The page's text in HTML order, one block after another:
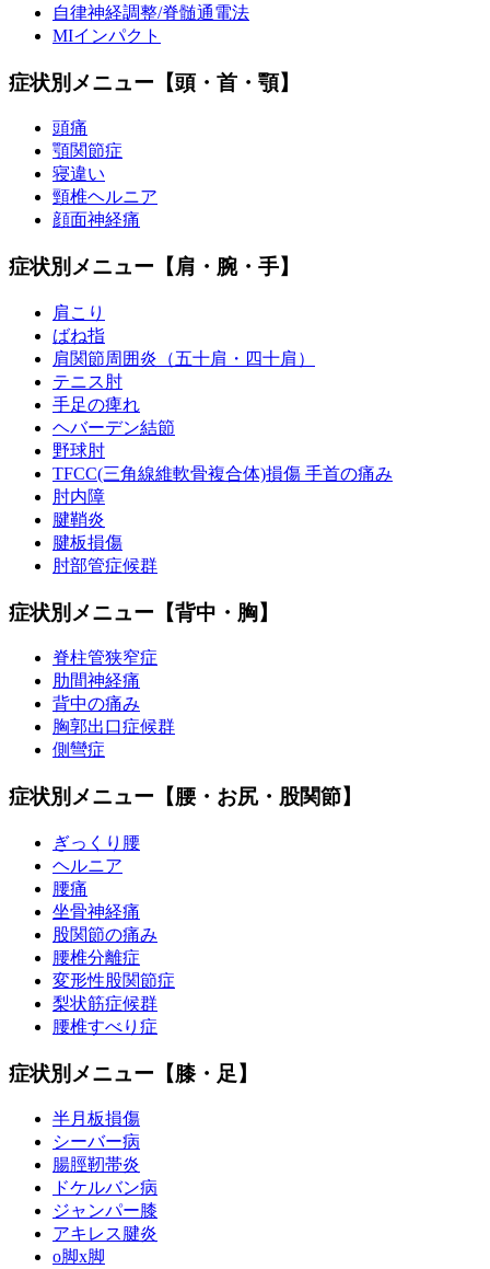
自律神経調整/脊髄通電法
MIインパクト
症状別メニュー【頭・首・顎】
頭痛
顎関節症
寝違い
頸椎ヘルニア
顔面神経痛
症状別メニュー【肩・腕・手】
肩こり
ばね指
肩関節周囲炎（五十肩・四十肩）
テニス肘
手足の痺れ
ヘバーデン結節
野球肘
TFCC(三角線維軟骨複合体)損傷 手首の痛み
肘内障
腱鞘炎
腱板損傷
肘部管症候群
症状別メニュー【背中・胸】
脊柱管狭窄症
肋間神経痛
背中の痛み
胸郭出口症候群
側彎症
症状別メニュー【腰・お尻・股関節】
ぎっくり腰
ヘルニア
腰痛
坐骨神経痛
股関節の痛み
腰椎分離症
変形性股関節症
梨状筋症候群
腰椎すべり症
症状別メニュー【膝・足】
半月板損傷
シーバー病
腸脛靭帯炎
ドケルバン病
ジャンパー膝
アキレス腱炎
o脚x脚